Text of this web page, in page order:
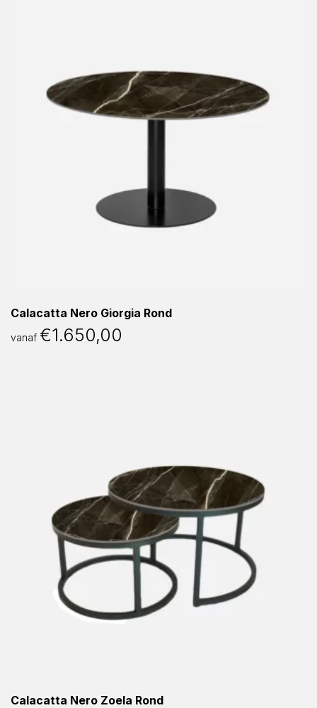
Calacatta Nero Giorgia Rond
vanaf €1.650,00
Calacatta Nero Zoela Rond